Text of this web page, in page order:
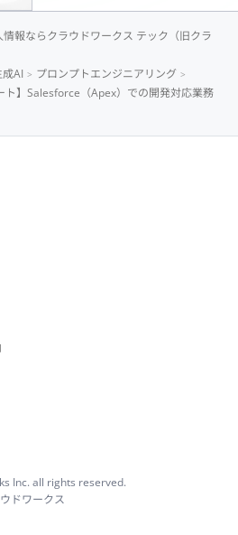
報ならクラウドワークス テック（旧クラ
AI
プロンプトエンジニアリング
ト】Salesforce（Apex）での開発対応業務
Inc. all rights reserved.
ドワークス